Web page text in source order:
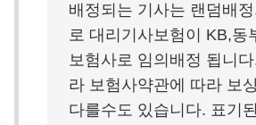
배정되는 기사는 랜덤배정
로 대리기사보험이 KB,동
보험사로 임의배정 됩니
라 보험사약관에 따라 보
다를수도 있습니다. 표기